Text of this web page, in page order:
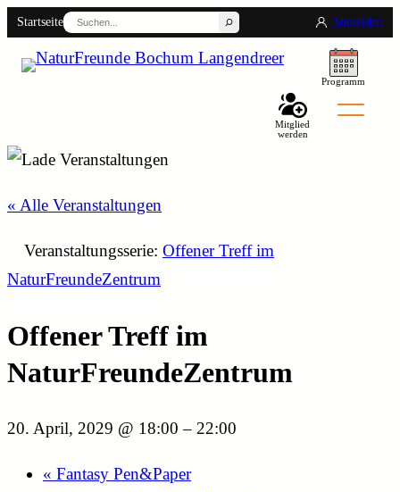
Startseite
Suchen
Anmelden
Programm
Mitglied
werden
« Alle Veranstaltungen
Veranstaltungsserie: Offener Treff im
NaturFreundeZentrum
Offener Treff im
NaturFreundeZentrum
20. April, 2029 @ 18:00 – 22:00
« Fantasy Pen&Paper